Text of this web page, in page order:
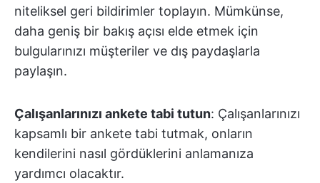
niteliksel geri bildirimler toplayın. Mümkünse,
daha geniş bir bakış açısı elde etmek için
bulgularınızı müşteriler ve dış paydaşlarla
paylaşın.
Çalışanlarınızı ankete tabi tutun: Çalışanlarınızı
kapsamlı bir ankete tabi tutmak, onların
kendilerini nasıl gördüklerini anlamanıza
yardımcı olacaktır.